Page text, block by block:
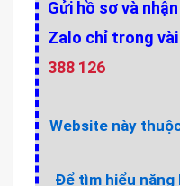
Gửi hồ sơ và
Zalo chỉ trong
388 126
Website này
Để tìm hiểu năng